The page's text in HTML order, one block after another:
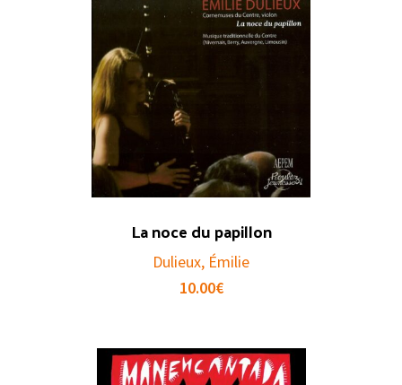
La noce du papillon
Dulieux, Émilie
10.00€